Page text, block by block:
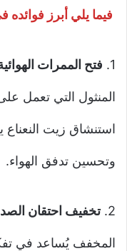
فيما يلي أبرز فوائده
1. فتح الممرات
المنثول التي تعمل
استنشاق زيت
وتحسين تدفق الهواء.
2. تخفيف احتقان
المخفف يُساعد في